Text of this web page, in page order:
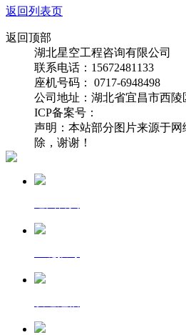
返回列表页
返回顶部
湖北星空工程咨询有限公司
联系电话：15672481133
座机号码： 0717-6948498
公司地址：湖北省宜昌市西陵
ICP备案号：
声明：本站部分图片来源于网
除，谢谢！